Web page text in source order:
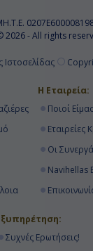
2026 - All rights
Ιστοσελίδας
Η Εταιρεία:
Ποιοί
Εταιρείες
Οι
Navihellas
Συχνές Ερωτήσεις!